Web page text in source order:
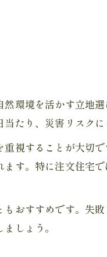
環境を活かす立地
たり、災害リスクに
視することが大切
す。特に注文住宅
おすすめです。失
しょう。